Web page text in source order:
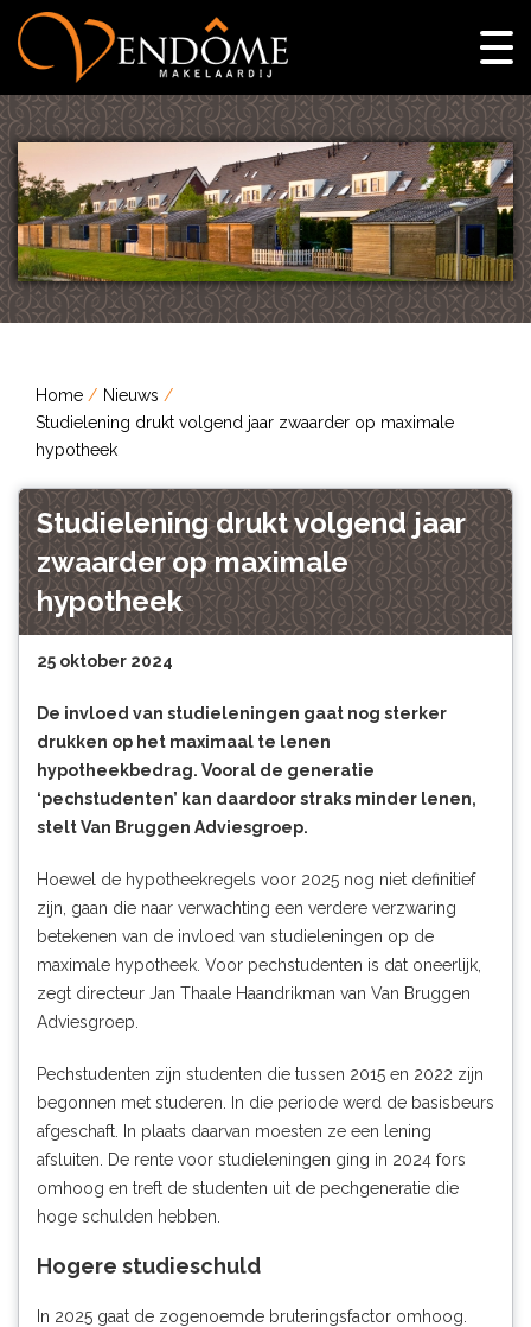
Home
Nieuws
Studielening drukt volgend jaar zwaarder op maximale
hypotheek
Studielening drukt volgend jaar
zwaarder op maximale
hypotheek
25 oktober 2024
De invloed van studieleningen gaat nog sterker
drukken op het maximaal te lenen
hypotheekbedrag. Vooral de generatie
‘pechstudenten’ kan daardoor straks minder lenen,
stelt Van Bruggen Adviesgroep.
Hoewel de hypotheekregels voor 2025 nog niet definitief
zijn, gaan die naar verwachting een verdere verzwaring
betekenen van de invloed van studieleningen op de
maximale hypotheek. Voor pechstudenten is dat oneerlijk,
zegt directeur Jan Thaale Haandrikman van Van Bruggen
Adviesgroep.
Pechstudenten zijn studenten die tussen 2015 en 2022 zijn
begonnen met studeren. In die periode werd de basisbeurs
afgeschaft. In plaats daarvan moesten ze een lening
afsluiten. De rente voor studieleningen ging in 2024 fors
omhoog en treft de studenten uit de pechgeneratie die
hoge schulden hebben.
Hogere studieschuld
In 2025 gaat de zogenoemde bruteringsfactor omhoog.